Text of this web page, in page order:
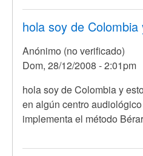
hola soy de Colombia
Anónimo (no verificado)
Dom, 28/12/2008 - 2:01pm
hola soy de Colombia y
en algún centro
implementa el método